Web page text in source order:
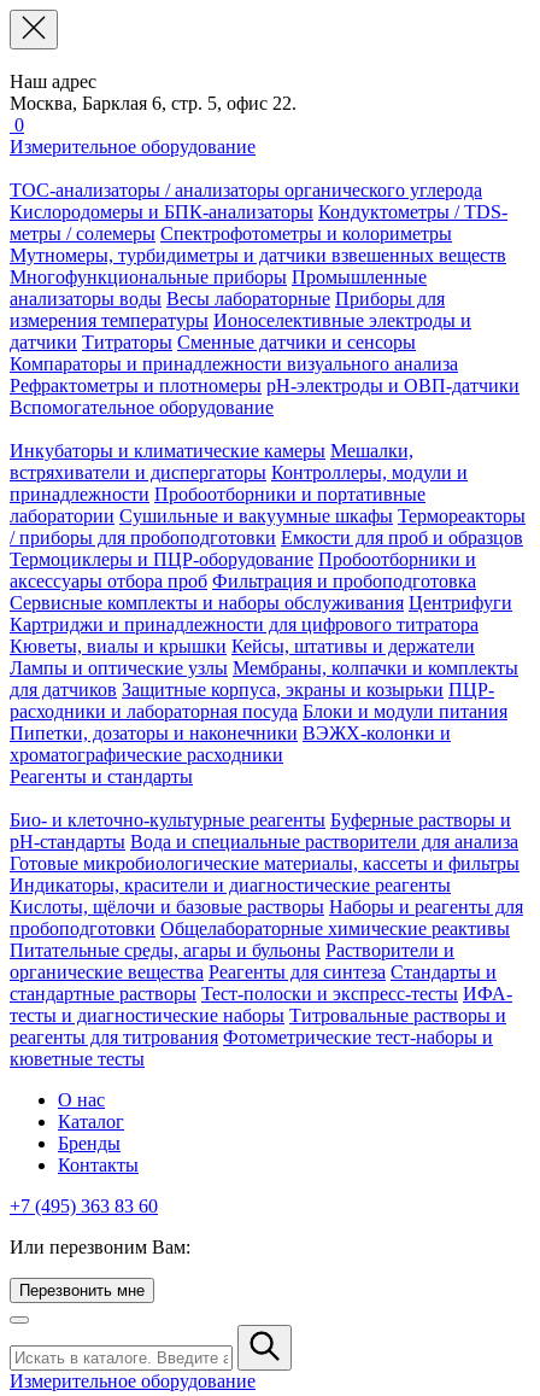
Наш адрес
Москва, Барклая 6, стр. 5, офис 22.
0
Измерительное оборудование
TOC-анализаторы / анализаторы органического углерода
Кислородомеры и БПК-анализаторы Кондуктометры / TDS-
метры / солемеры Спектрофотометры и колориметры
Мутномеры, турбидиметры и датчики взвешенных веществ
Многофункциональные приборы Промышленные
анализаторы воды Весы лабораторные Приборы для
измерения температуры Ионоселективные электроды и
датчики Титраторы Сменные датчики и сенсоры
Компараторы и принадлежности визуального анализа
Рефрактометры и плотномеры pH-электроды и ОВП-датчики
Вспомогательное оборудование
Инкубаторы и климатические камеры Мешалки,
встряхиватели и диспергаторы Контроллеры, модули и
принадлежности Пробоотборники и портативные
лаборатории Сушильные и вакуумные шкафы Термореакторы
/ приборы для пробоподготовки Емкости для проб и образцов
Термоциклеры и ПЦР-оборудование Пробоотборники и
аксессуары отбора проб Фильтрация и пробоподготовка
Сервисные комплекты и наборы обслуживания Центрифуги
Картриджи и принадлежности для цифрового титратора
Кюветы, виалы и крышки Кейсы, штативы и держатели
Лампы и оптические узлы Мембраны, колпачки и комплекты
для датчиков Защитные корпуса, экраны и козырьки ПЦР-
расходники и лабораторная посуда Блоки и модули питания
Пипетки, дозаторы и наконечники ВЭЖХ-колонки и
хроматографические расходники
Реагенты и стандарты
Био- и клеточно-культурные реагенты Буферные растворы и
pH-стандарты Вода и специальные растворители для анализа
Готовые микробиологические материалы, кассеты и фильтры
Индикаторы, красители и диагностические реагенты
Кислоты, щёлочи и базовые растворы Наборы и реагенты для
пробоподготовки Общелабораторные химические реактивы
Питательные среды, агары и бульоны Растворители и
органические вещества Реагенты для синтеза Стандарты и
стандартные растворы Тест-полоски и экспресс-тесты ИФА-
тесты и диагностические наборы Титровальные растворы и
реагенты для титрования Фотометрические тест-наборы и
кюветные тесты
О нас
Каталог
Бренды
Контакты
+7 (495) 363 83 60
Или перезвоним Вам:
Перезвонить мне
Измерительное оборудование